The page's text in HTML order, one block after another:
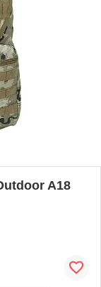
A18